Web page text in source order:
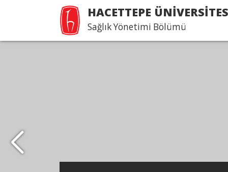
HACETTEPE
Sağlık Yönetimi Bölümü